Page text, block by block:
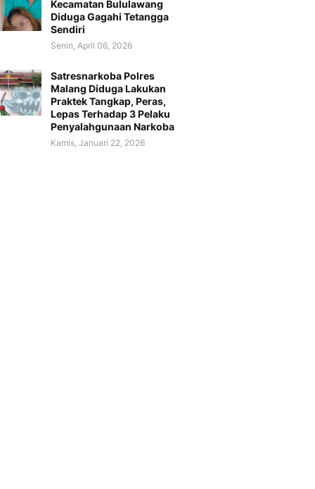
Kecamatan Bululawang
Diduga Gagahi Tetangga
Sendiri
Senin, April 06, 2026
Satresnarkoba Polres
Malang Diduga Lakukan
Praktek Tangkap, Peras,
Lepas Terhadap 3 Pelaku
Penyalahgunaan Narkoba
Kamis, Januari 22, 2026